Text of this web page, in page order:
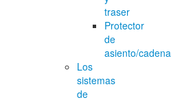
traser
Protector
de
asiento/cadena
Los
sistemas
de